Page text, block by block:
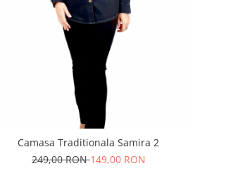
Camasa Traditionala Samira 2
249,00 RON149,00 RON